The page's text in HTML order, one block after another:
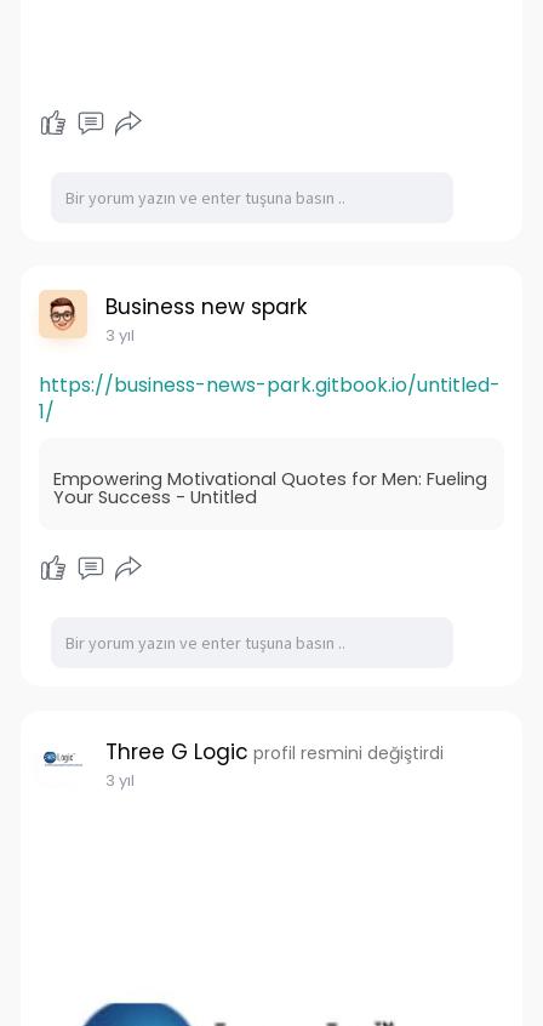
Business new spark
3 yıl
https://business-news-park.gitbook.io/untitled-
1/
Empowering Motivational Quotes for Men: Fueling
Your Success - Untitled
Three G Logic profil resmini değiştirdi
3 yıl